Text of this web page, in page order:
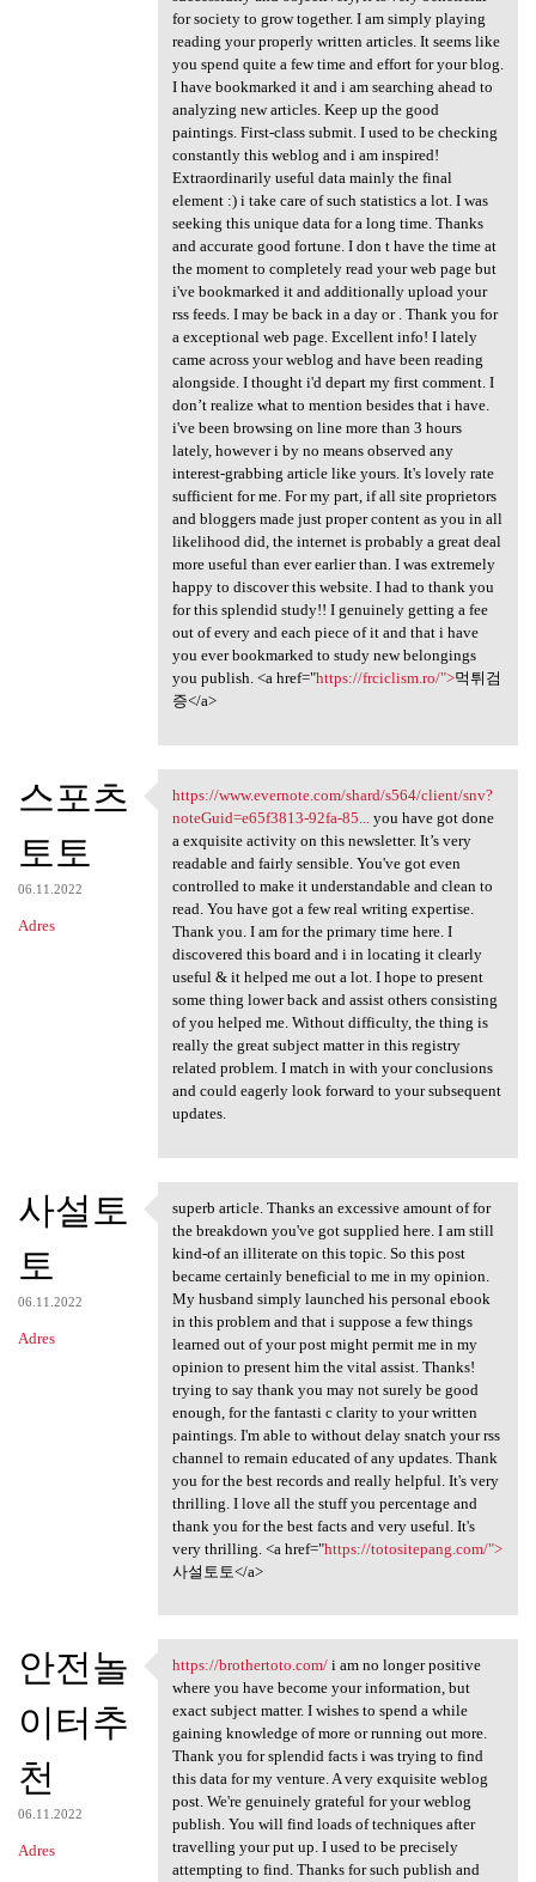
for society to grow together. I am simply playing
reading your properly written articles. It seems like
you spend quite a few time and effort for your blog.
I have bookmarked it and i am searching ahead to
analyzing new articles. Keep up the good
paintings. First-class submit. I used to be checking
constantly this weblog and i am inspired!
Extraordinarily useful data mainly the final
element :) i take care of such statistics a lot. I was
seeking this unique data for a long time. Thanks
and accurate good fortune. I don t have the time at
the moment to completely read your web page but
i've bookmarked it and additionally upload your
rss feeds. I may be back in a day or . Thank you for
a exceptional web page. Excellent info! I lately
came across your weblog and have been reading
alongside. I thought i'd depart my first comment. I
don’t realize what to mention besides that i have.
i've been browsing on line more than 3 hours
lately, however i by no means observed any
interest-grabbing article like yours. It's lovely rate
sufficient for me. For my part, if all site proprietors
and bloggers made just proper content as you in all
likelihood did, the internet is probably a great deal
more useful than ever earlier than. I was extremely
happy to discover this website. I had to thank you
for this splendid study!! I genuinely getting a fee
out of every and each piece of it and that i have
you ever bookmarked to study new belongings
you publish. <a href="https://frciclism.ro/">먹튀검
증</a>
스포츠
토토
06.11.2022
Adres
https://www.evernote.com
https://www.evernote.com/shard/s564/client/snv?
noteGuid=e65f3813-92fa-85...you have got done
a exquisite activity on this newsletter. It’s very
readable and fairly sensible. You've got even
controlled to make it understandable and clean to
read. You have got a few real writing expertise.
Thank you. I am for the primary time here. I
discovered this board and i in locating it clearly
useful & it helped me out a lot. I hope to present
some thing lower back and assist others consisting
of you helped me. Without difficulty, the thing is
really the great subject matter in this registry
related problem. I match in with your conclusions
and could eagerly look forward to your subsequent
updates.
사설토
토
06.11.2022
Adres
superb article. Thanks an
superb article. Thanks an excessive amount of for
the breakdown you've got supplied here. I am still
kind-of an illiterate on this topic. So this post
became certainly beneficial to me in my opinion.
My husband simply launched his personal ebook
in this problem and that i suppose a few things
learned out of your post might permit me in my
opinion to present him the vital assist. Thanks!
trying to say thank you may not surely be good
enough, for the fantasti c clarity to your written
paintings. I'm able to without delay snatch your rss
channel to remain educated of any updates. Thank
you for the best records and really helpful. It's very
thrilling. I love all the stuff you percentage and
thank you for the best facts and very useful. It's
very thrilling. <a href="https://totositepang.com/">
사설토토</a>
안전놀
이터추
천
06.11.2022
Adres
https://brothertoto.com/ i am
https://brothertoto.com/i am no longer positive
where you have become your information, but
exact subject matter. I wishes to spend a while
gaining knowledge of more or running out more.
Thank you for splendid facts i was trying to find
this data for my venture. A very exquisite weblog
post. We're genuinely grateful for your weblog
publish. You will find loads of techniques after
travelling your put up. I used to be precisely
attempting to find. Thanks for such publish and